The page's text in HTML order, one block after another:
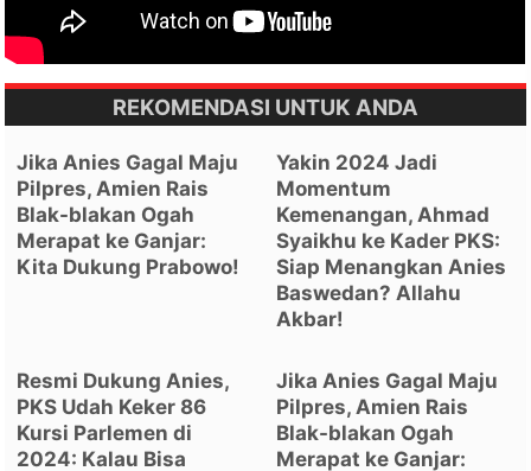
REKOMENDASI UNTUK ANDA
Jika Anies Gagal Maju
Pilpres, Amien Rais
Blak-blakan Ogah
Merapat ke Ganjar:
Kita Dukung Prabowo!
Yakin 2024 Jadi
Momentum
Kemenangan, Ahmad
Syaikhu ke Kader PKS:
Siap Menangkan Anies
Baswedan? Allahu
Akbar!
Resmi Dukung Anies,
PKS Udah Keker 86
Kursi Parlemen di
2024: Kalau Bisa
Jika Anies Gagal Maju
Pilpres, Amien Rais
Blak-blakan Ogah
Merapat ke Ganjar: